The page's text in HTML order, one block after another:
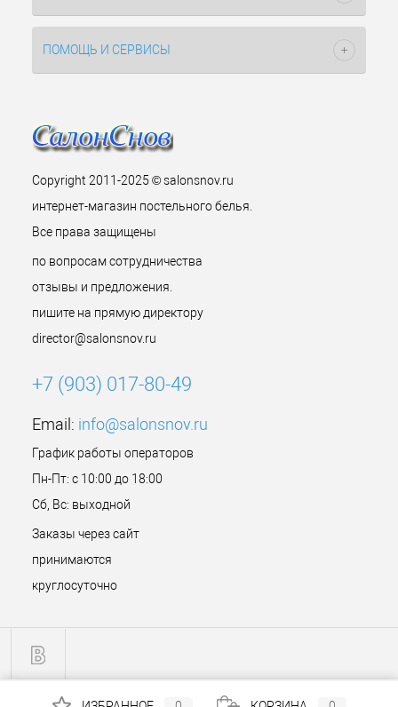
ПОМОЩЬ И СЕРВИСЫ
Copyright 2011-2025 © salonsnov.ru
интернет-магазин постельного белья.
Все права защищены
по вопросам сотрудничества
отзывы и предложения.
пишите на прямую директору
director@salonsnov.ru
+7 (903) 017-80-49
Email: info@salonsnov.ru
График работы операторов
Пн-Пт: с 10:00 до 18:00
Сб, Вс: выходной
Заказы через сайт
принимаются
круглосуточно